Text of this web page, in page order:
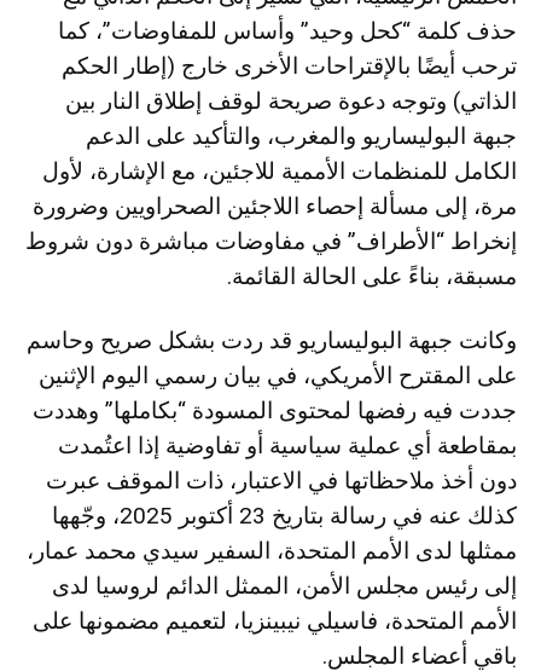
حذف كلمة “كحل وحيد” وأساس للمفاوضات”، كما
ترحب أيضًا بالإقتراحات الأخرى خارج (إطار الحكم
الذاتي) وتوجه دعوة صريحة لوقف إطلاق النار بين
جبهة البوليساريو والمغرب، والتأكيد على الدعم
الكامل للمنظمات الأممية للاجئين، مع الإشارة، لأول
مرة، إلى مسألة إحصاء اللاجئين الصحراويين وضرورة
إنخراط “الأطراف” في مفاوضات مباشرة دون شروط
مسبقة، بناءً على الحالة القائمة.
وكانت جبهة البوليساريو قد ردت بشكل صريح وحاسم
على المقترح الأمريكي، في بيان رسمي اليوم الإثنين
جددت فيه رفضها لمحتوى المسودة “بكاملها” وهددت
بمقاطعة أي عملية سياسية أو تفاوضية إذا اعتُمدت
دون أخذ ملاحظاتها في الاعتبار، ذات الموقف عبرت
كذلك عنه في رسالة بتاريخ 23 أكتوبر 2025، وجّهها
ممثلها لدى الأمم المتحدة، السفير سيدي محمد عمار،
إلى رئيس مجلس الأمن، الممثل الدائم لروسيا لدى
الأمم المتحدة، فاسيلي نيبينزيا، لتعميم مضمونها على
باقي أعضاء المجلس.